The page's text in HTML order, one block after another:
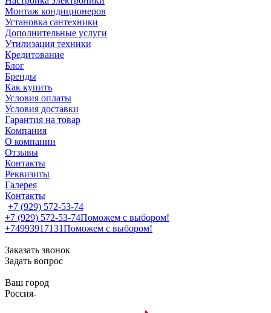
Монтаж кондиционеров
Установка сантехники
Дополнительные услуги
Утилизация техники
Кредитование
Блог
Бренды
Как купить
Условия оплаты
Условия доставки
Гарантия на товар
Компания
О компании
Отзывы
Контакты
Реквизиты
Галерея
Контакты
+7 (929) 572-53-74
+7 (929) 572-53-74Поможем с выбором!
+74993917131Поможем с выбором!
Заказать звонок
Задать вопрос
Ваш город
Россия